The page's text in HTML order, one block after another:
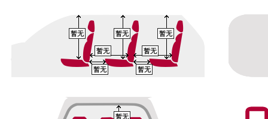
暂无 暂无 暂无
暂无
暂无 暂无
暂无
暂无